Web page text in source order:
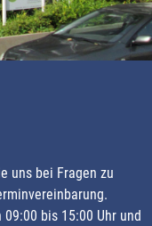
uns bei Fragen zu
bis 15:00 Uhr und